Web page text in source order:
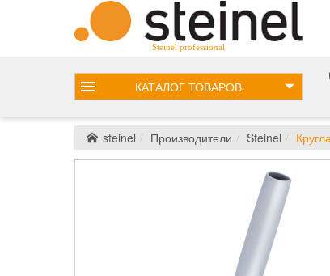
Steinel professional
КАТАЛОГТОВАРОВ
steinel Производители Steinel